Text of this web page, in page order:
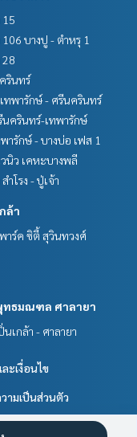
บางปู - ตำหรุ 1
รินทร์
ทพารักษ์ - ศรีนครินทร์
ครินทร์-เทพารักษ์
ารักษ์ - บางบ่อ เฟส 1
นิว เคหะบางพลี
โรง - ปู่เจ้า
ล้า
าร์ค ซิตี้ สุวินทวงศ์
ธมณฑล ศาลายา
เกล้า - ศาลายา
ะเงื่อนไข
ามเป็นส่วนตัว